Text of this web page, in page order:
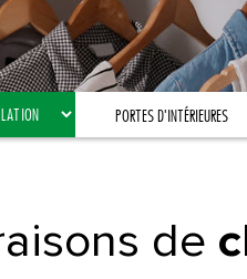
PORTES D'INTÉRIEURES
de